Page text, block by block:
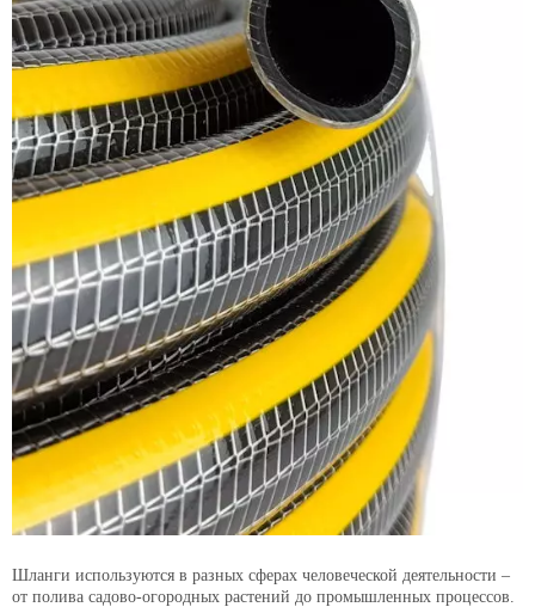
Шланги используются в разных сферах человеческой деятельности –
от полива садово-огородных растений до промышленных процессов.